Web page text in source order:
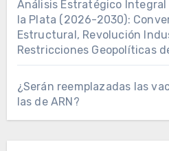
Análisis Estratégico Integral
la Plata (2026-2030):
Estructural, Revolución
Restricciones Geopolíticas
¿Serán reemplazadas las
las de ARN?